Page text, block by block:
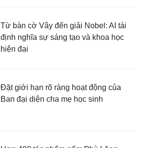
Từ bàn cờ Vây đến giải Nobel: AI tái
định nghĩa sự sáng tạo và khoa học
hiện đại
Đặt giới hạn rõ ràng hoạt động của
Ban đại diện cha mẹ học sinh